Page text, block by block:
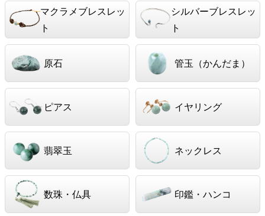
マクラメブレスレッ
ト
シルバーブレスレッ
ト
原石 管玉（かんだま）
ピアス イヤリング
翡翠玉 ネックレス
数珠・仏具 印鑑・ハンコ